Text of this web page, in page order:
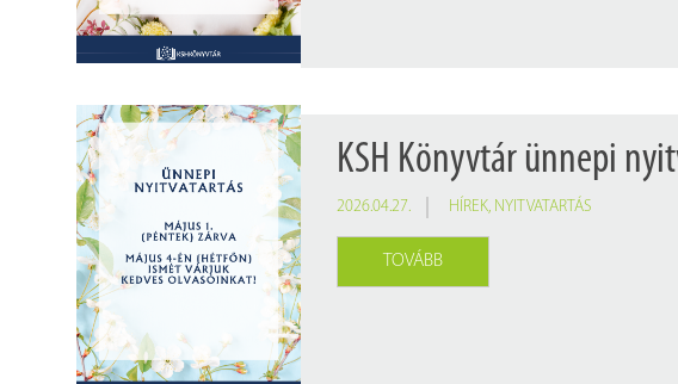
KSH Könyvtár ünnepi
2026.04.27. HÍREK, NYITVATARTÁS
TOVÁBB